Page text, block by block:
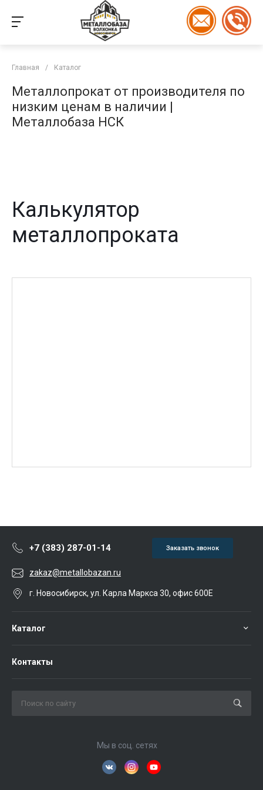
Главная / Каталог
Металлопрокат от производителя по
низким ценам в наличии |
Металлобаза НСК
Калькулятор
металлопроката
+7 (383) 287-01-14 Заказать звонок
zakaz@metallobazan.ru
г. Новосибирск, ул. Карла Маркса 30, офис 600Е
Каталог
Контакты
Мы в соц. сетях